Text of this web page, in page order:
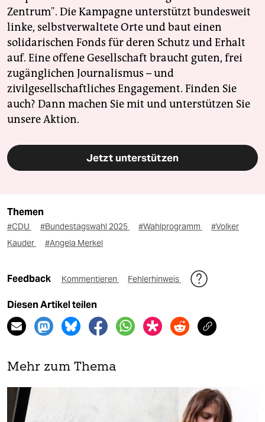
Zentrum". Die Kampagne unterstützt bundesweit
linke, selbstverwaltete Orte und baut einen
solidarischen Fonds für deren Schutz und Erhalt
auf. Eine offene Gesellschaft braucht guten, frei
zugänglichen Journalismus – und
zivilgesellschaftliches Engagement. Finden Sie
auch? Dann machen Sie mit und unterstützen Sie
unsere Aktion.
Jetzt unterstützen
Themen
#CDU #Bundestagswahl 2025 #Wahlprogramm
#Volker
Kauder
#Angela Merkel
Feedback Kommentieren Fehlerhinweis
Diesen Artikel teilen
Mehr zum Thema